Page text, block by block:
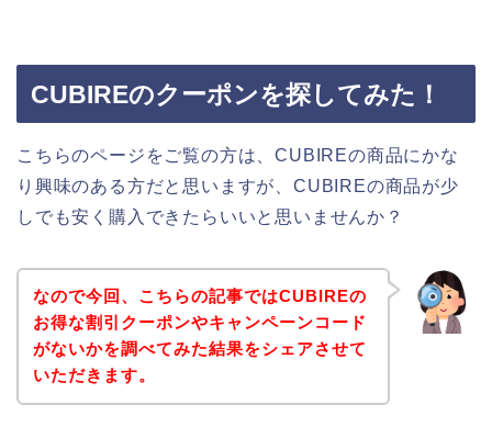
CUBIREのクーポンを探してみた！
こちらのページをご覧の方は、CUBIREの商品にかな
り興味のある方だと思いますが、CUBIREの商品が少
しでも安く購入できたらいいと思いませんか？
なので今回、こちらの記事ではCUBIREの
お得な割引クーポンやキャンペーンコード
がないかを調べてみた結果をシェアさせて
いただきます。